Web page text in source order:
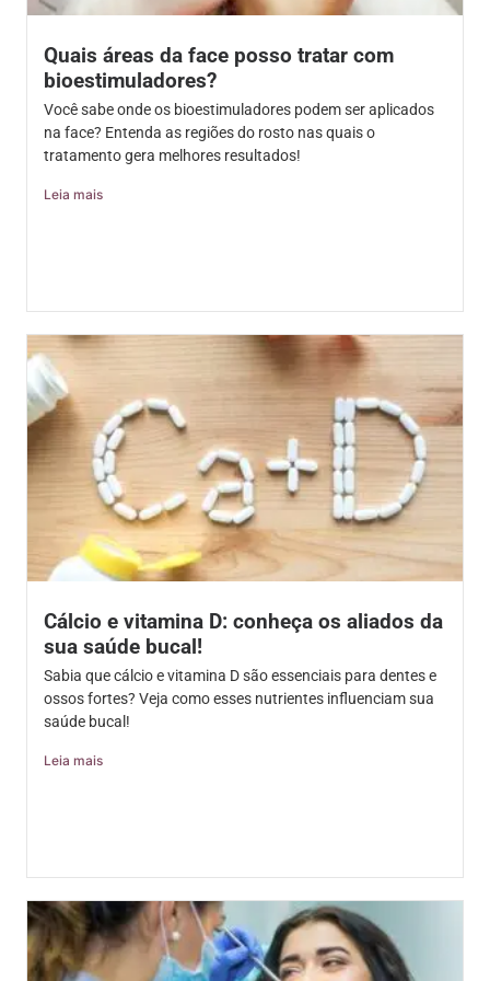
Quais áreas da face posso tratar com
bioestimuladores?
Você sabe onde os bioestimuladores podem ser aplicados
na face? Entenda as regiões do rosto nas quais o
tratamento gera melhores resultados!
Leia mais
Cálcio e vitamina D: conheça os aliados da
sua saúde bucal!
Sabia que cálcio e vitamina D são essenciais para dentes e
ossos fortes? Veja como esses nutrientes influenciam sua
saúde bucal!
Leia mais